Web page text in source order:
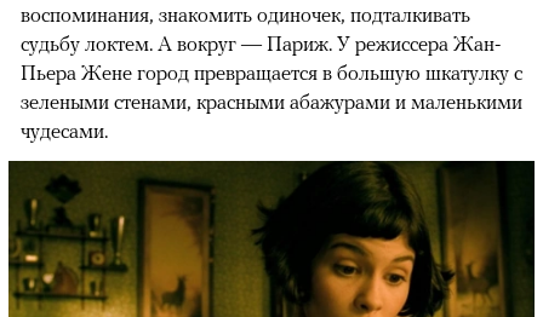
воспоминания, знакомить одиночек, подталкивать
судьбу локтем. А вокруг — Париж. У режиссера Жан-
Пьера Жене город превращается в большую шкатулку с
зелеными стенами, красными абажурами и маленькими
чудесами.